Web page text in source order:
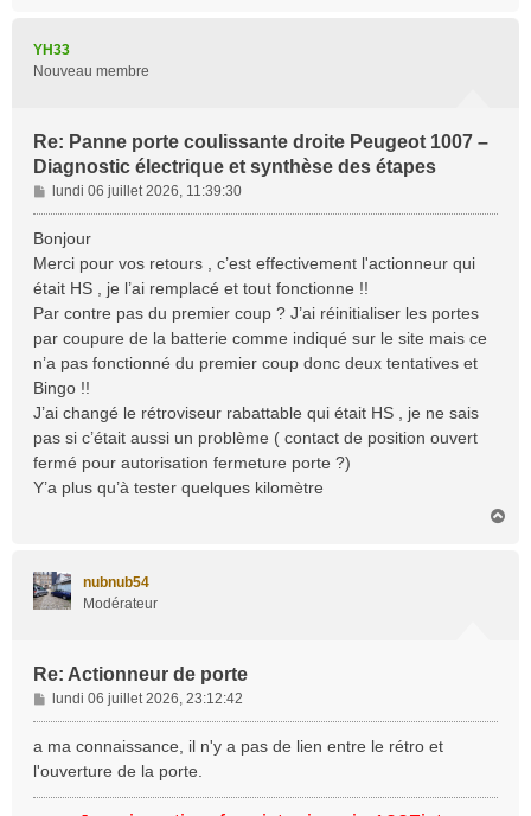
YH33
Nouveau membre
Re: Panne porte coulissante droite Peugeot 1007 –
Diagnostic électrique et synthèse des étapes
M
e
s
g
e
lundi 06 juillet 2026, 11:39:30
Bonjour
Merci pour vos retours , c’est effectivement l'actionneur qui
était HS , je l’ai remplacé et tout fonctionne !!
Par contre pas du premier coup ? J’ai réinitialiser les portes
par coupure de la batterie comme indiqué sur le site mais ce
n’a pas fonctionné du premier coup donc deux tentatives et
Bingo !!
J’ai changé le rétroviseur rabattable qui était HS , je ne sais
pas si c’était aussi un problème ( contact de position ouvert
fermé pour autorisation fermeture porte ?)
Y’a plus qu’à tester quelques kilomètre
nubnub54
Modérateur
Re: Actionneur de porte
M
e
s
lundi 06 juillet 2026, 23:12:42
a ma connaissance, il n'y a pas de lien entre le rétro et
l'ouverture de la porte.